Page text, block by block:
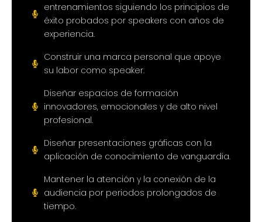
entrenamientos siguiendo los principios de
éxito probados por speakers con años de
experiencia.
Construir una marca personal que apoye
su labor como speaker.
Diseñar espacios de formación
innovadores, emocionales y de alto nivel
profesional.
Diseñar presentaciones gráficas con la
aplicación de conocimiento de vanguardia.
Mantener la atención y la conexión de la
audiencia por periodos prolongados de
tiempo.